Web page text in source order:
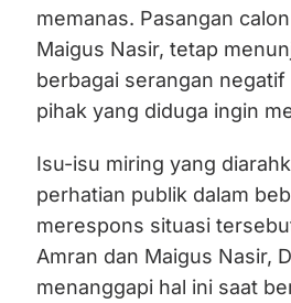
memanas. Pasangan
Maigus Nasir, tetap
berbagai serangan
pihak yang diduga ingin
Isu-isu miring yang
perhatian publik dalam
merespons situasi
Amran dan Maigus Nasir,
menanggapi hal ini saat